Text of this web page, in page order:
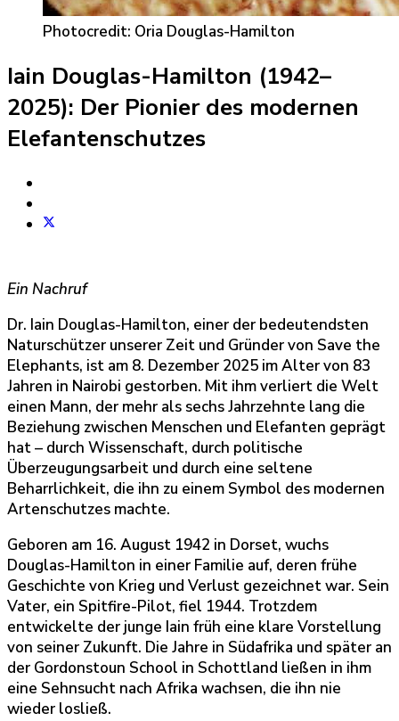
Photocredit: Oria Douglas-Hamilton
Iain Douglas-Hamilton (1942–
2025): Der Pionier des modernen
Elefantenschutzes
Ein Nachruf
Dr. Iain Douglas-Hamilton, einer der bedeutendsten
Naturschützer unserer Zeit und Gründer von Save the
Elephants, ist am 8. Dezember 2025 im Alter von 83
Jahren in Nairobi gestorben. Mit ihm verliert die Welt
einen Mann, der mehr als sechs Jahrzehnte lang die
Beziehung zwischen Menschen und Elefanten geprägt
hat – durch Wissenschaft, durch politische
Überzeugungsarbeit und durch eine seltene
Beharrlichkeit, die ihn zu einem Symbol des modernen
Artenschutzes machte.
Geboren am 16. August 1942 in Dorset, wuchs
Douglas-Hamilton in einer Familie auf, deren frühe
Geschichte von Krieg und Verlust gezeichnet war. Sein
Vater, ein Spitfire-Pilot, fiel 1944. Trotzdem
entwickelte der junge Iain früh eine klare Vorstellung
von seiner Zukunft. Die Jahre in Südafrika und später an
der Gordonstoun School in Schottland ließen in ihm
eine Sehnsucht nach Afrika wachsen, die ihn nie
wieder losließ.